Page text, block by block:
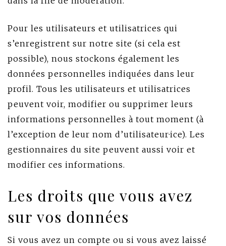
Pour les utilisateurs et utilisatrices qui
s’enregistrent sur notre site (si cela est
possible), nous stockons également les
données personnelles indiquées dans leur
profil. Tous les utilisateurs et utilisatrices
peuvent voir, modifier ou supprimer leurs
informations personnelles à tout moment (à
l’exception de leur nom d’utilisateur·ice). Les
gestionnaires du site peuvent aussi voir et
modifier ces informations.
Les droits que vous avez
sur vos données
Si vous avez un compte ou si vous avez laissé